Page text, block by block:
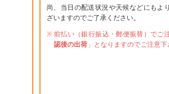
尚、当日の配送状況や天候などにもよ
ざいますのでご了承ください。
前払い（銀行振込・郵便振替）でご
認後の出荷 」となりますのでご注意